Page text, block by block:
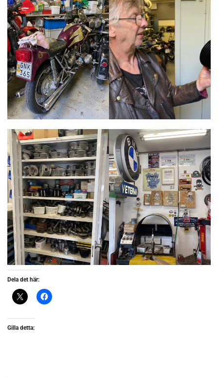
Dela det här:
Gilla detta: